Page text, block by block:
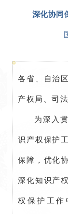
深化协同
各省、自治
产权局、司
为深入
识产权保护
保障，优化
深化知识产
权保护工作